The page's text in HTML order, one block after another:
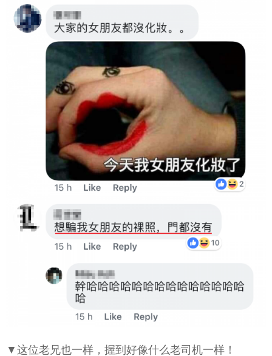
▼这位老兄也一样，握到好像什么老司机一样！